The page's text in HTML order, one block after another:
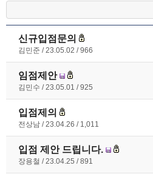
신규입점문의
김민준 23.05.02 966
임점제안
김민수 23.05.01 925
입점제의
전상남 23.04.26 1,011
입점 제안 드립니다.
장용철 23.04.25 891